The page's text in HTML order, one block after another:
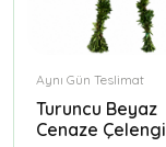
Aynı Gün Teslimat
Turuncu Beyaz
Cenaze Çelengi